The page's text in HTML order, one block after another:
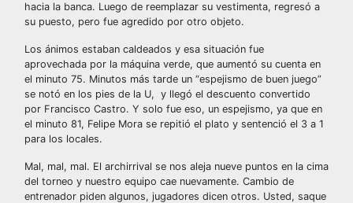
hacia la banca. Luego de reemplazar su vestimenta, regresó a
su puesto, pero fue agredido por otro objeto.
Los ánimos estaban caldeados y esa situación fue
aprovechada por la máquina verde, que aumentó su cuenta en
el minuto 75. Minutos más tarde un “espejismo de buen juego”
se notó en los pies de la U, y llegó el descuento convertido
por Francisco Castro. Y solo fue eso, un espejismo, ya que en
el minuto 81, Felipe Mora se repitió el plato y sentenció el 3 a 1
para los locales.
Mal, mal, mal. El archirrival se nos aleja nueve puntos en la cima
del torneo y nuestro equipo cae nuevamente. Cambio de
entrenador piden algunos, jugadores dicen otros. Usted, saque